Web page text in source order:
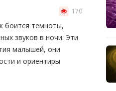
170
боится темноты,
звуков в ночи. Эти
малышей, они
и ориентиры